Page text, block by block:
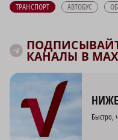
ТРАНСПОРТ АВТОБУС
КАНАЛЫ В MAX
Быстро,